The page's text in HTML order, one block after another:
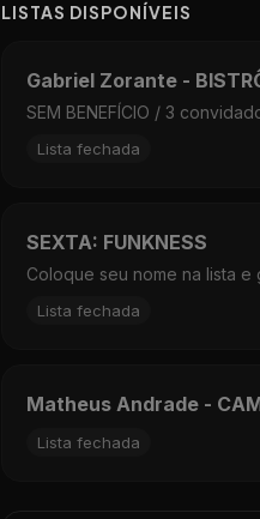
LISTAS DISPONÍVEIS
Gabriel Zorante -
SEM BENEFÍCIO / 3
Lista fechada
SEXTA: FUNKNESS
Coloque seu nome na lista
Lista fechada
Matheus Andrade -
Lista fechada